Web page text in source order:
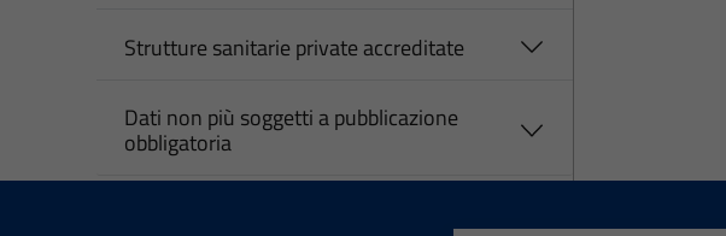
Strutture sanitarie private accreditate
Dati non più soggetti a pubblicazione
obbligatoria